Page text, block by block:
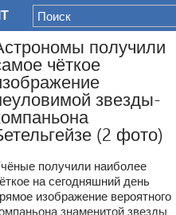
получили
чёткое
звезды-
(2 фото)
получили наиболее
на сегодняшний день
изображение вероятного
знаменитой звезды